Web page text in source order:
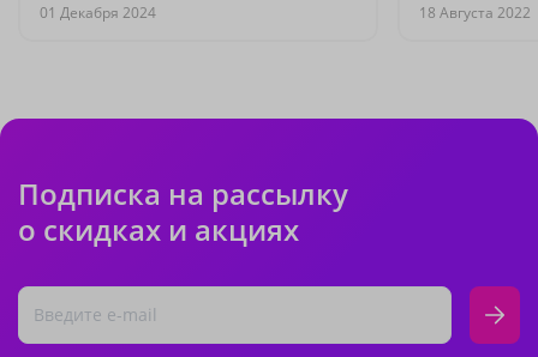
01 Декабря 2024 18 Августа 2022
Подписка на рассылку
о скидках и акциях